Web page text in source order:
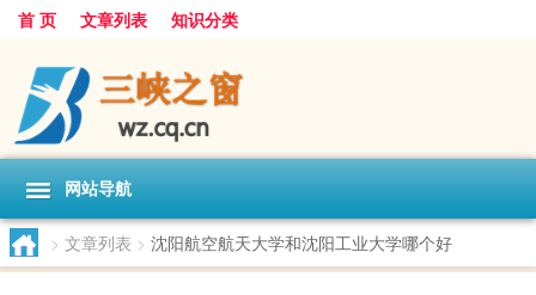
首 页 文章列表 知识分类
网站导航
> 文章列表 > 沈阳航空航天大学和沈阳工业大学哪个好